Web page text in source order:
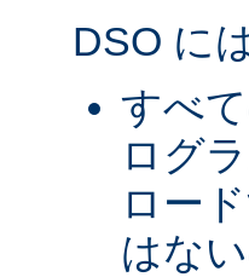
DSO に
すべ
ログ
ロー
はな